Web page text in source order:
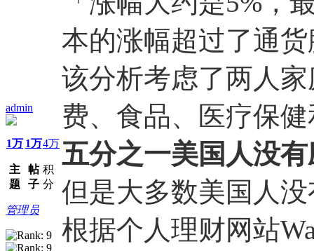
admin
1万
主
题
1万
帖
子
4万
积
分
管理员
本的涨幅超过了通
该分析考虑了两人
费、食品、医疗保
五分之一美国人没
但是大多数美国人
根据个人理财网站